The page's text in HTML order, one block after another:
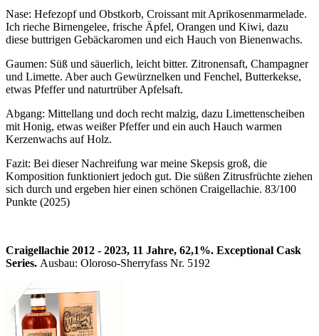
Nase: Hefezopf und Obstkorb, Croissant mit Aprikosenmarmelade.
Ich rieche Birnengelee, frische Äpfel, Orangen und Kiwi, dazu
diese buttrigen Gebäckaromen und eich Hauch von Bienenwachs.
Gaumen: Süß und säuerlich, leicht bitter. Zitronensaft, Champagner
und Limette. Aber auch Gewürznelken und Fenchel, Butterkekse,
etwas Pfeffer und naturtrüber Apfelsaft.
Abgang: Mittellang und doch recht malzig, dazu Limettenscheiben
mit Honig, etwas weißer Pfeffer und ein auch Hauch warmen
Kerzenwachs auf Holz.
Fazit: Bei dieser Nachreifung war meine Skepsis groß, die
Komposition funktioniert jedoch gut. Die süßen Zitrusfrüchte ziehen
sich durch und ergeben hier einen schönen Craigellachie. 83/100
Punkte (2025)
Craigellachie 2012 - 2023, 11 Jahre, 62,1%. Exceptional Cask
Series. Ausbau: Oloroso-Sherryfass Nr. 5192